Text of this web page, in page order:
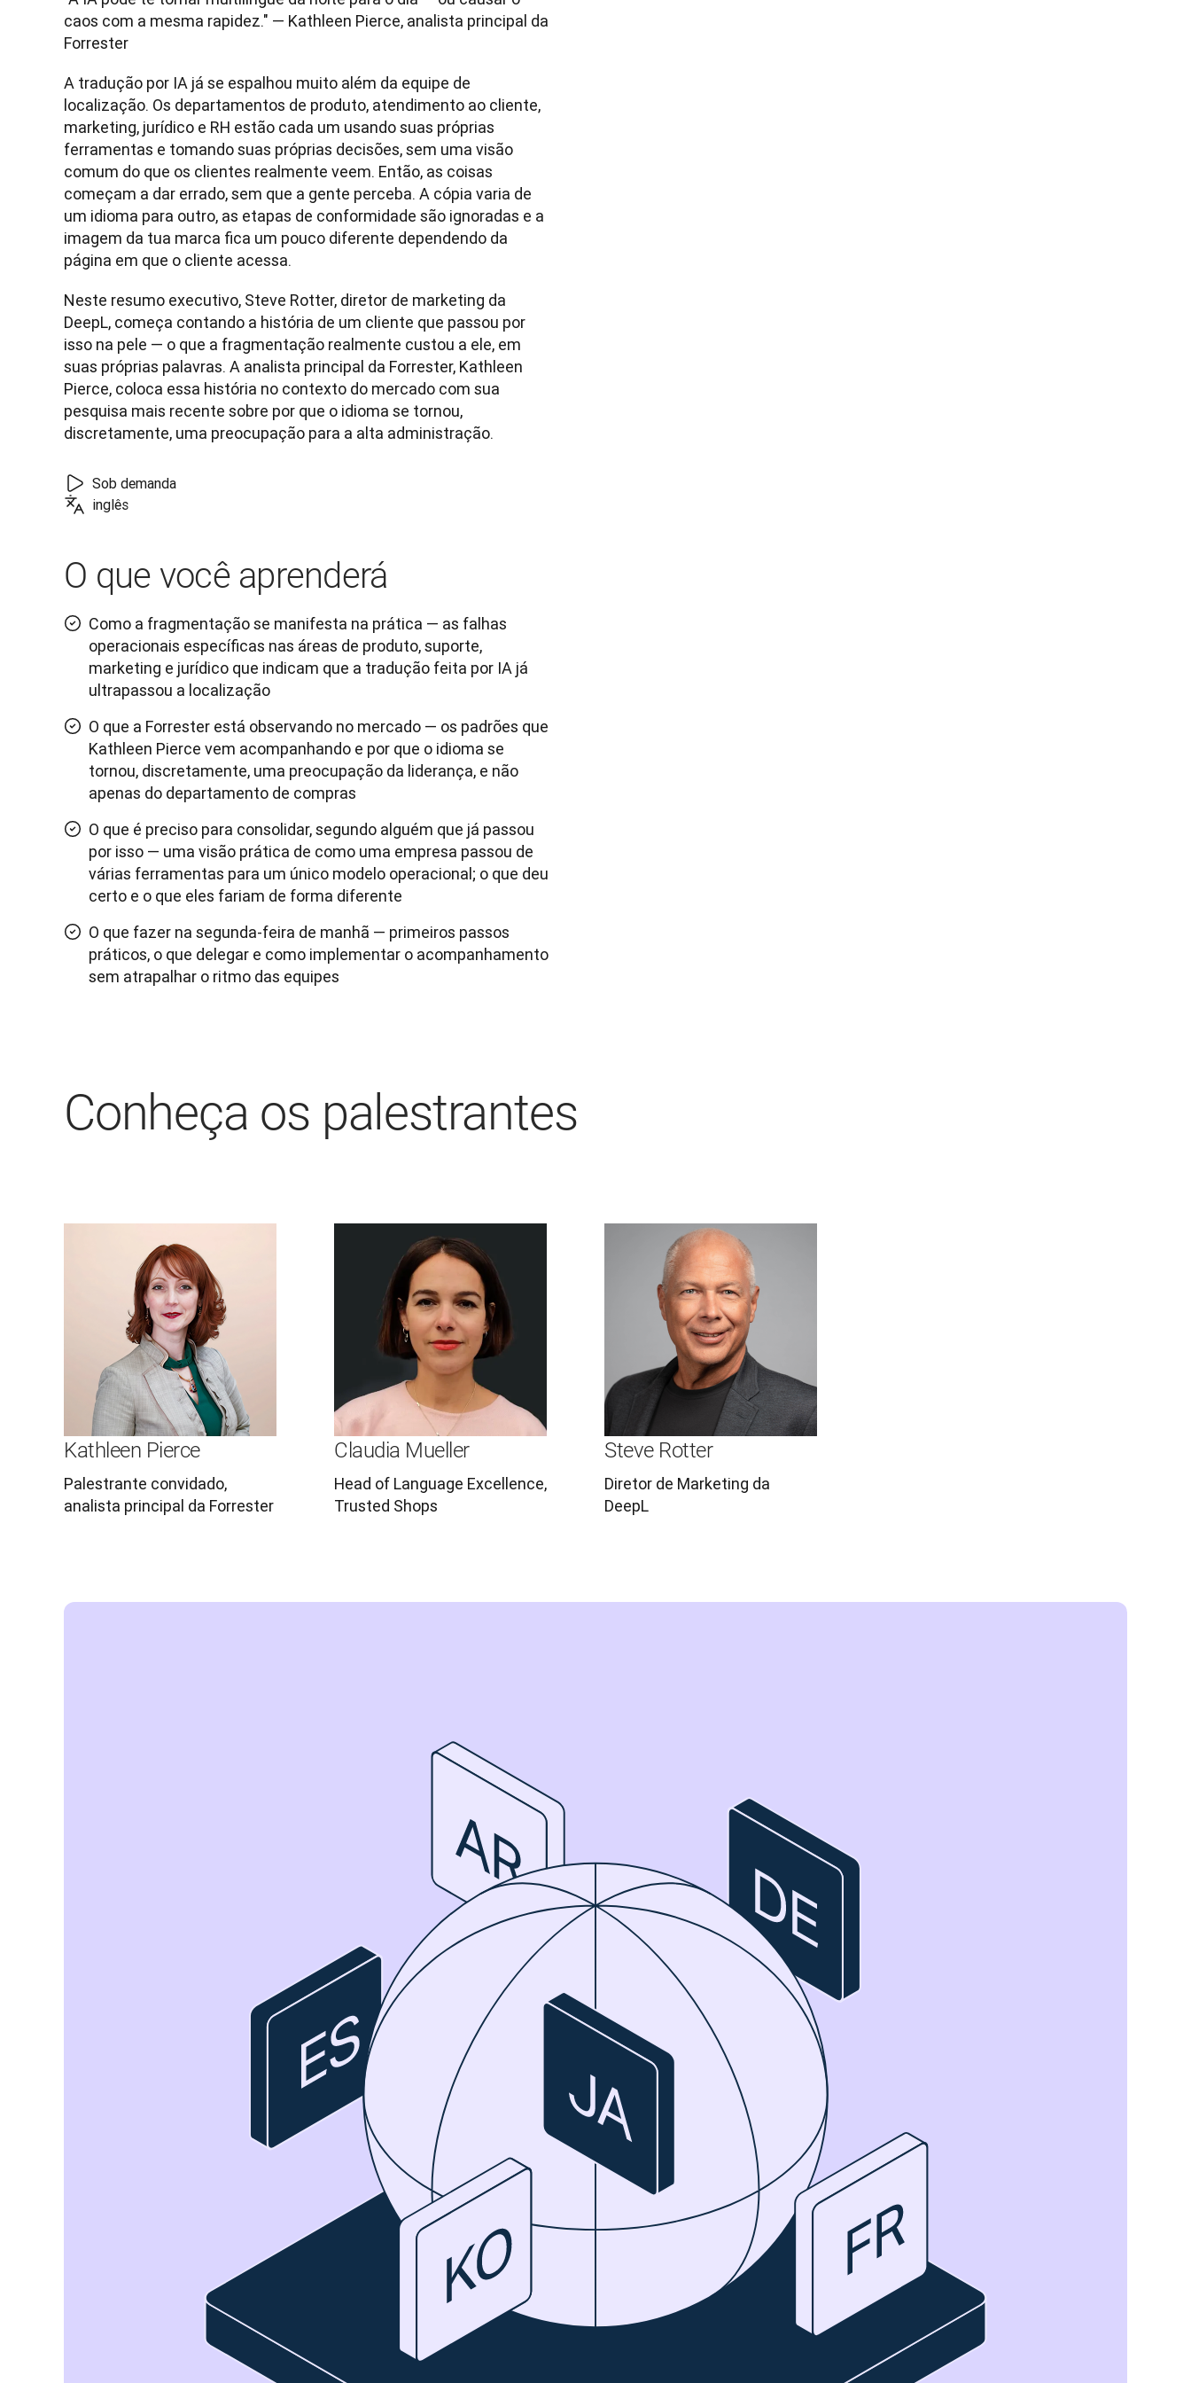
caos com a mesma rapidez." — Kathleen Pierce, analista principal da
Forrester
A tradução por IA já se espalhou muito além da equipe de
localização. Os departamentos de produto, atendimento ao cliente,
marketing, jurídico e RH estão cada um usando suas próprias
ferramentas e tomando suas próprias decisões, sem uma visão
comum do que os clientes realmente veem. Então, as coisas
começam a dar errado, sem que a gente perceba. A cópia varia de
um idioma para outro, as etapas de conformidade são ignoradas e a
imagem da tua marca fica um pouco diferente dependendo da
página em que o cliente acessa.
Neste resumo executivo, Steve Rotter, diretor de marketing da
DeepL, começa contando a história de um cliente que passou por
isso na pele — o que a fragmentação realmente custou a ele, em
suas próprias palavras. A analista principal da Forrester, Kathleen
Pierce, coloca essa história no contexto do mercado com sua
pesquisa mais recente sobre por que o idioma se tornou,
discretamente, uma preocupação para a alta administração.
Sob demanda
inglês
O que você aprenderá
Como a fragmentação se manifesta na prática — as falhas
operacionais específicas nas áreas de produto, suporte,
marketing e jurídico que indicam que a tradução feita por IA já
ultrapassou a localização
O que a Forrester está observando no mercado — os padrões que
Kathleen Pierce vem acompanhando e por que o idioma se
tornou, discretamente, uma preocupação da liderança, e não
apenas do departamento de compras
O que é preciso para consolidar, segundo alguém que já passou
por isso — uma visão prática de como uma empresa passou de
várias ferramentas para um único modelo operacional; o que deu
certo e o que eles fariam de forma diferente
O que fazer na segunda-feira de manhã — primeiros passos
práticos, o que delegar e como implementar o acompanhamento
sem atrapalhar o ritmo das equipes
Conheça os palestrantes
Kathleen Pierce
Palestrante convidado,
analista principal da Forrester
Claudia Mueller
Head of Language Excellence,
Trusted Shops
Steve Rotter
Diretor de Marketing da
DeepL